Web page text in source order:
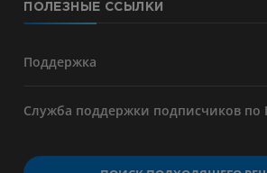
ПОЛЕЗНЫЕ ССЫЛКИ
Поддержка
Служба поддержки подписчиков по